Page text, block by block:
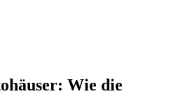
Wie die